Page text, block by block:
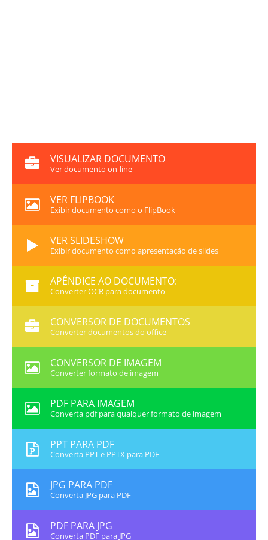
VISUALIZAR DOCUMENTO
Ver documento on-line
VER FLIPBOOK
Exibir documento como o FlipBook
VER SLIDESHOW
Exibir documento como apresentação de slides
APÊNDICE AO DOCUMENTO:
Converter OCR para documento
CONVERSOR DE DOCUMENTOS
Converter documentos do office
CONVERSOR DE IMAGEM
Converter formato de imagem
PDF PARA IMAGEM
Converta pdf para qualquer formato de imagem
PPT PARA PDF
Converta PPT e PPTX para PDF
JPG PARA PDF
Converta JPG para PDF
PDF PARA JPG
Converta PDF para JPG